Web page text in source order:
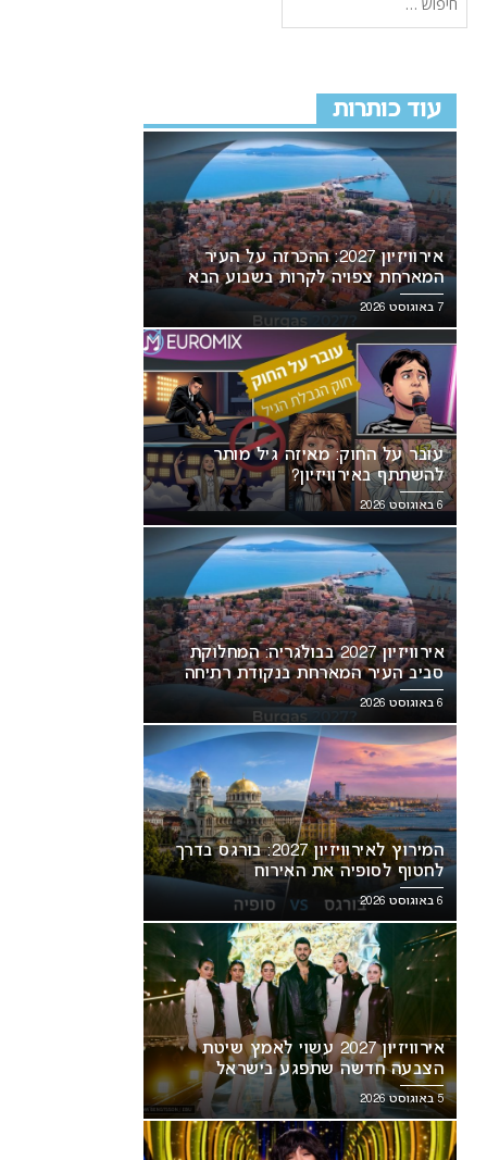
עוד כותרות
אירוויזיון 2027: ההכרזה על העיר
המארחת צפויה לקרות בשבוע הבא
7 באוגוסט 2026
עובר על החוק: מאיזה גיל מותר
להשתתף באירוויזיון?
6 באוגוסט 2026
אירוויזיון 2027 בבולגריה: המחלוקת
סביב העיר המארחת בנקודת רתיחה
6 באוגוסט 2026
המירוץ לאירוויזיון 2027: בורגס בדרך
לחטוף לסופיה את האירוח
6 באוגוסט 2026
אירוויזיון 2027 עשוי לאמץ שיטת
הצבעה חדשה שתפגע בישראל
5 באוגוסט 2026